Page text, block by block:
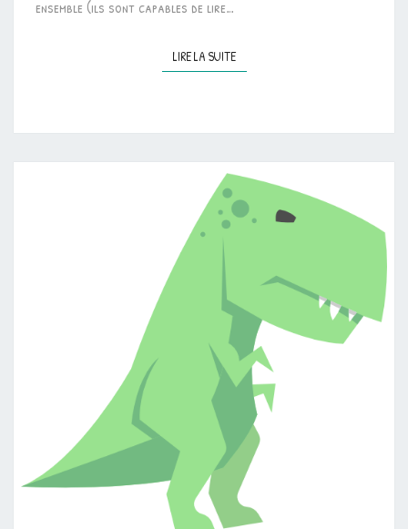
ensemble (ils sont capables de lire…
LIRE LA SUITELIRE LA SUITE